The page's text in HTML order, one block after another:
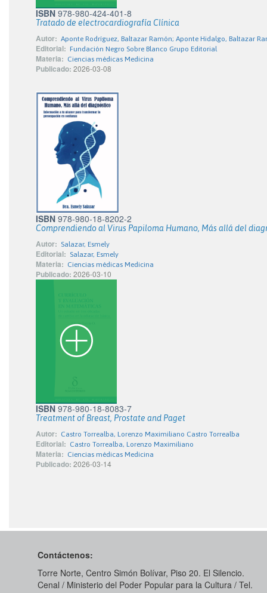
ISBN 978-980-424-401-8
Tratado de electrocardiografía Clínica
Autor: Aponte Rodríguez, Baltazar Ramón; Aponte Hidalgo, Baltazar
Editorial: Fundación Negro Sobre Blanco Grupo Editorial
Materia: Ciencias médicas Medicina
Publicado: 2026-03-08
ISBN 978-980-18-8202-2
Comprendiendo al Virus Papiloma Humano, Más allá del
Autor: Salazar, Esmely
Editorial: Salazar, Esmely
Materia: Ciencias médicas Medicina
Publicado: 2026-03-10
ISBN 978-980-18-8083-7
Treatment of Breast, Prostate and Paget
Autor: Castro Torrealba, Lorenzo Maximiliano Castro Torrealba
Editorial: Castro Torrealba, Lorenzo Maximiliano
Materia: Ciencias médicas Medicina
Publicado: 2026-03-14
Contáctenos:
Torre Norte, Centro Simón Bolívar, Piso 20. El Silencio.
Cenal / Ministerio del Poder Popular para la Cultura / Tel.